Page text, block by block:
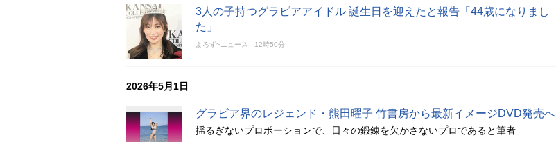
3人の子持つグラビアアイドル 誕生日を迎えたと報告「44歳になりまし
た」
よろず~ニュース 12時50分
2026年5月1日
グラビア界のレジェンド・熊田曜子 竹書房から最新イメージDVD発売へ
揺るぎないプロポーションで、日々の鍛錬を欠かさないプロであると筆者